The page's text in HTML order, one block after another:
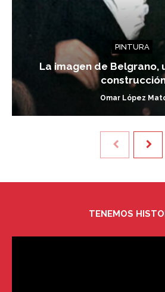
PINTURA
La imagen de Belgrano,
Omar López
TENEMOS